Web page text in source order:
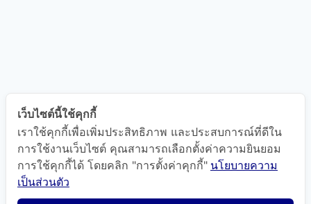
เว็บไซต์นี้ใช้คุกกี้
เราใช้คุกกี้เพื่อเพิ่มประสิทธิภาพ และประสบการณ์ที่ดีใน
การใช้งานเว็บไซต์ คุณสามารถเลือกตั้งค่าความยินยอม
การใช้คุกกี้ได้ โดยคลิก "การตั้งค่าคุกกี้" นโยบายความ
เป็นส่วนตัว